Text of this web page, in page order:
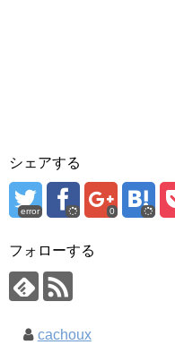
シェアする
error 0
フォローする
cachoux